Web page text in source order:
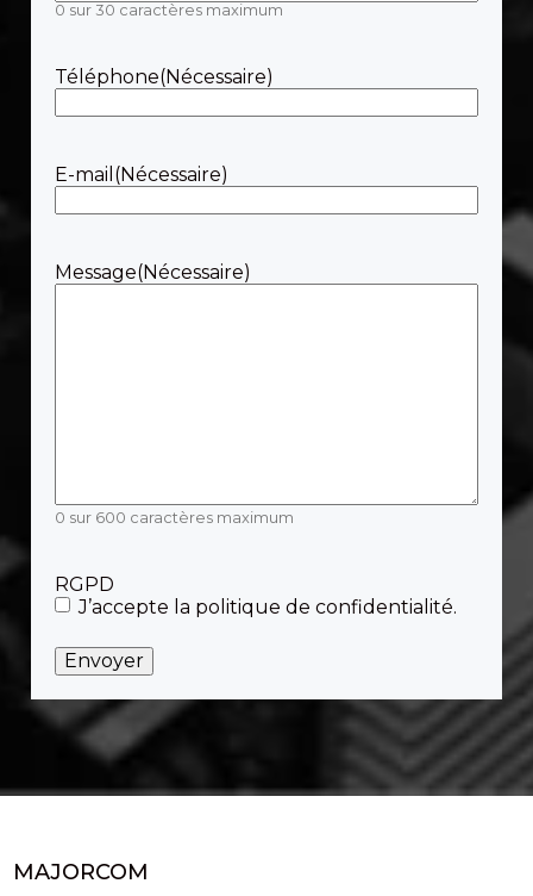
0 sur 30 caractères maximum
Téléphone(Nécessaire)
E-mail (Nécessaire)
Message(Nécessaire)
0 sur 600 caractères maximum
RGPD
J’accepte la politique de confidentialité.
MAJORCOM